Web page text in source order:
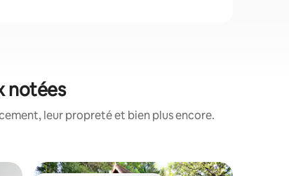
notées
leur propreté et bien plus encore.